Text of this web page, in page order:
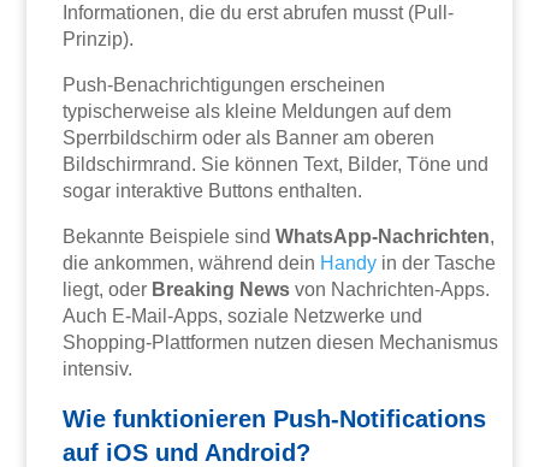
Informationen, die du erst abrufen musst (Pull-
Prinzip).
Push-Benachrichtigungen erscheinen
typischerweise als kleine Meldungen auf dem
Sperrbildschirm oder als Banner am oberen
Bildschirmrand. Sie können Text, Bilder, Töne und
sogar interaktive Buttons enthalten.
Bekannte Beispiele sindWhatsApp-Nachrichten,
die ankommen, während dein Handy in der Tasche
liegt, oder Breaking News von Nachrichten-Apps.
Auch E-Mail-Apps, soziale Netzwerke und
Shopping-Plattformen nutzen diesen Mechanismus
intensiv.
Wie funktionieren Push-Notifications
auf iOS und Android?